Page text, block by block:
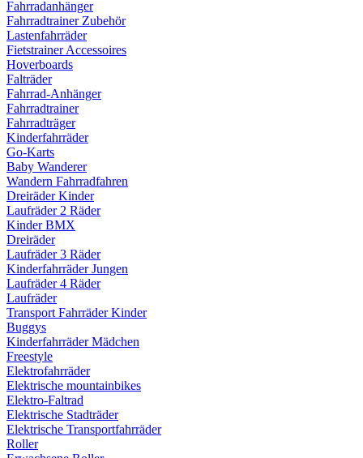
Fahrradanhänger
Fahrradtrainer Zubehör
Lastenfahrräder
Fietstrainer Accessoires
Hoverboards
Falträder
Fahrrad-Anhänger
Fahrradtrainer
Fahrradträger
Kinderfahrräder
Go-Karts
Baby Wanderer
Wandern Fahrradfahren
Dreiräder Kinder
Laufräder 2 Räder
Kinder BMX
Dreiräder
Laufräder 3 Räder
Kinderfahrräder Jungen
Laufräder 4 Räder
Laufräder
Transport Fahrräder Kinder
Buggys
Kinderfahrräder Mädchen
Freestyle
Elektrofahrräder
Elektrische mountainbikes
Elektro-Faltrad
Elektrische Stadträder
Elektrische Transportfahrräder
Roller